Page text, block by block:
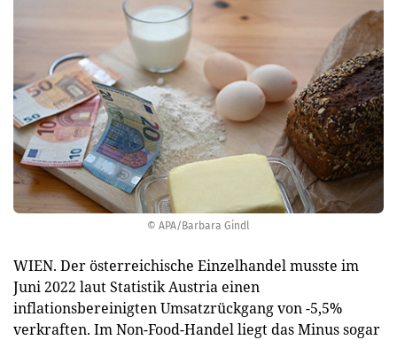
© APA/Barbara Gindl
WIEN. Der österreichische Einzelhandel musste im
Juni 2022 laut Statistik Austria einen
inflationsbereinigten Umsatzrückgang von -5,5%
verkraften. Im Non-Food-Handel liegt das Minus sogar